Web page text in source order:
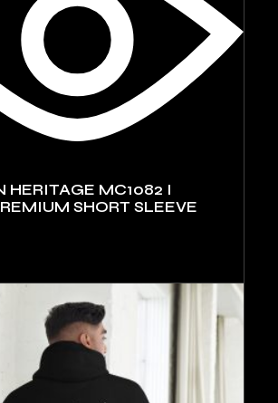
HERITAGE MC1082 I
SHORT SLEEVE